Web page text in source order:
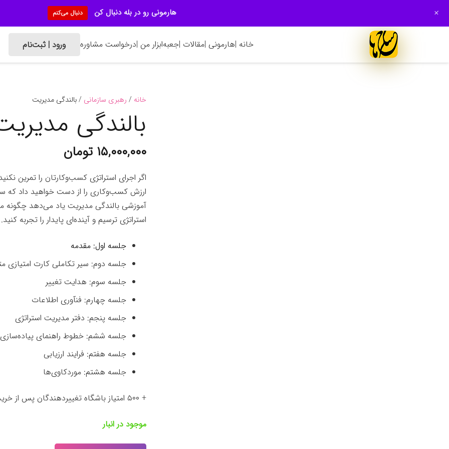
خانه |هارمونی |مقالات |جعبه‌ابزار من |درخواست مشاوره ورود | ثبت‌نام
خانه / رهبری سازمانی / بالندگی مدیریت
بالندگی
۱۵,۰۰۰,۰۰۰ تومان
اگر اجرای استراتژی کسب‌وکارتان را تمرین
ارزش کسب‌وکاری را از دست خواهید داد که
آموزشی بالندگی مدیریت یاد می‌دهد چگونه
استراتژی ترسیم و آینده‌ای پایدار را تجربه
جلسه اول: مقدمه
جلسه دوم: سیر تکاملی کارت امتیازی
جلسه سوم: هدایت تغییر
جلسه چهارم: فنآوری اطلاعات
جلسه پنجم: دفتر مدیریت استراتژی
جلسه ششم: خطوط راهنمای پیاده‌سازی
جلسه هفتم: فرایند ارزیابی
جلسه هشتم: موردکاوی‌ها
+ ۵۰۰ امتیاز باشگاه تغییردهندگان پس از خرید و نظردهی در صفحه محصول
موجود در انبار
هارمونی رو در بله دنبال کن دنبال می‌کنم +